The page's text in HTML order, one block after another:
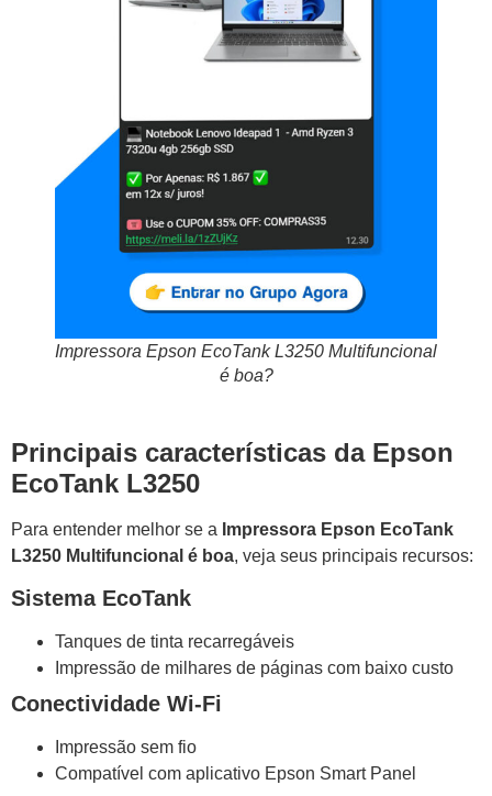
Impressora Epson EcoTank L3250 Multifuncional
é boa?
Principais características da Epson
EcoTank L3250
Para entender melhor se a Impressora Epson EcoTank
L3250 Multifuncional é boa, veja seus principais recursos:
Sistema EcoTank
Tanques de tinta recarregáveis
Impressão de milhares de páginas com baixo custo
Conectividade Wi-Fi
Impressão sem fio
Compatível com aplicativo Epson Smart Panel